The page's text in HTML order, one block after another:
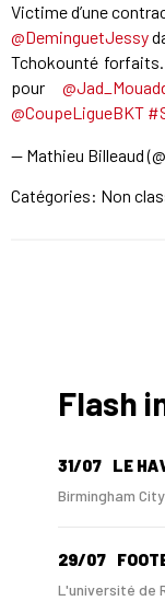
Victime d’une
@DeminguetJessy
Tchokounté forfaits.
pour
@CoupeLigueBKT
— Mathieu Billeaud
Catégories: Non
Flash
31/07 LE
Birmingham
29/07
L'université de